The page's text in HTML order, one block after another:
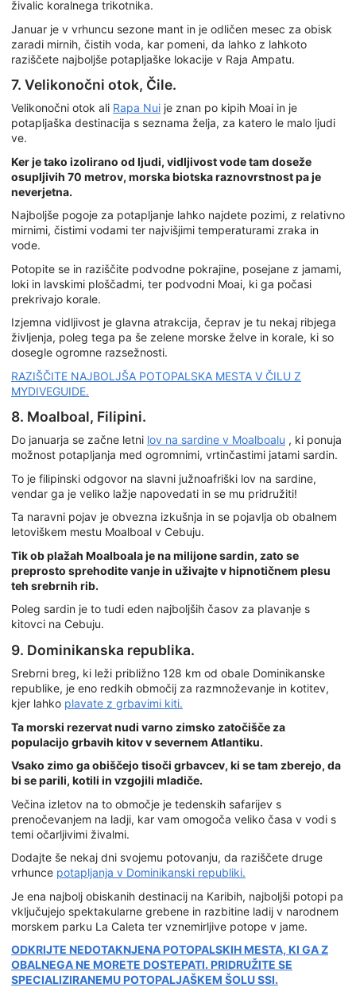
živalic koralnega trikotnika.
Januar je v vrhuncu sezone mant in je odličen mesec za obisk
zaradi mirnih, čistih voda, kar pomeni, da lahko z lahkoto
raziščete najboljše potapljaške lokacije v Raja Ampatu.
7. Velikonočni otok, Čile.
Velikonočni otok ali Rapa Nui je znan po kipih Moai in je
potapljaška destinacija s seznama želja, za katero le malo ljudi
ve.
Ker je tako izolirano od ljudi, vidljivost vode tam doseže
osupljivih 70 metrov, morska biotska raznovrstnost pa je
neverjetna.
Najboljše pogoje za potapljanje lahko najdete pozimi, z relativno
mirnimi, čistimi vodami ter najvišjimi temperaturami zraka in
vode.
Potopite se in raziščite podvodne pokrajine, posejane z jamami,
loki in lavskimi ploščadmi, ter podvodni Moai, ki ga počasi
prekrivajo korale.
Izjemna vidljivost je glavna atrakcija, čeprav je tu nekaj ribjega
življenja, poleg tega pa še zelene morske želve in korale, ki so
dosegle ogromne razsežnosti.
RAZIŠČITE NAJBOLJŠA POTOPALSKA MESTA V ČILU Z
MYDIVEGUIDE.
8. Moalboal, Filipini.
Do januarja se začne letni lov na sardine v Moalboalu , ki ponuja
možnost potapljanja med ogromnimi, vrtinčastimi jatami sardin.
To je filipinski odgovor na slavni južnoafriški lov na sardine,
vendar ga je veliko lažje napovedati in se mu pridružiti!
Ta naravni pojav je obvezna izkušnja in se pojavlja ob obalnem
letoviškem mestu Moalboal v Cebuju.
Tik ob plažah Moalboala je na milijone sardin, zato se
preprosto sprehodite vanje in uživajte v hipnotičnem plesu
teh srebrnih rib.
Poleg sardin je to tudi eden najboljših časov za plavanje s
kitovci na Cebuju.
9. Dominikanska republika.
Srebrni breg, ki leži približno 128 km od obale Dominikanske
republike, je eno redkih območij za razmnoževanje in kotitev,
kjer lahko plavate z grbavimi kiti.
Ta morski rezervat nudi varno zimsko zatočišče za
populacijo grbavih kitov v severnem Atlantiku.
Vsako zimo ga obiščejo tisoči grbavcev, ki se tam zberejo, da
bi se parili, kotili in vzgojili mladiče.
Večina izletov na to območje je tedenskih safarijev s
prenočevanjem na ladji, kar vam omogoča veliko časa v vodi s
temi očarljivimi živalmi.
Dodajte še nekaj dni svojemu potovanju, da raziščete druge
vrhunce potapljanja v Dominikanski republiki.
Je ena najbolj obiskanih destinacij na Karibih, najboljši potopi pa
vključujejo spektakularne grebene in razbitine ladij v narodnem
morskem parku La Caleta ter vznemirljive potope v jame.
ODKRIJTE NEDOTAKNJENA POTOPALSKIH MESTA, KI GA Z
OBALNEGA NE MORETE DOSTEPATI. PRIDRUŽITE SE
SPECIALIZIRANEMU POTOPALJAŠKEM ŠOLU SSI.